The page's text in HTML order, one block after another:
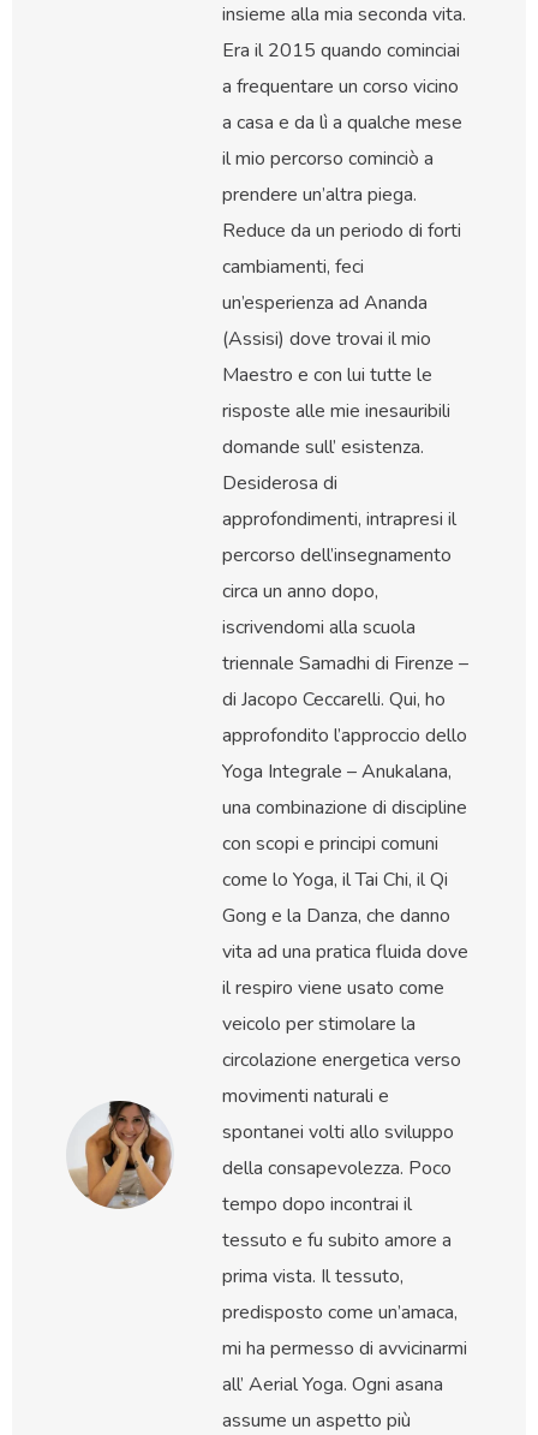
insieme alla mia seconda vita.
Era il 2015 quando cominciai
a frequentare un corso vicino
a casa e da lì a qualche mese
il mio percorso cominciò a
prendere un’altra piega.
Reduce da un periodo di forti
cambiamenti, feci
un’esperienza ad Ananda
(Assisi) dove trovai il mio
Maestro e con lui tutte le
risposte alle mie inesauribili
domande sull’ esistenza.
Desiderosa di
approfondimenti, intrapresi il
percorso dell’insegnamento
circa un anno dopo,
iscrivendomi alla scuola
triennale Samadhi di Firenze –
di Jacopo Ceccarelli. Qui, ho
approfondito l’approccio dello
Yoga Integrale – Anukalana,
una combinazione di discipline
con scopi e principi comuni
come lo Yoga, il Tai Chi, il Qi
Gong e la Danza, che danno
vita ad una pratica fluida dove
il respiro viene usato come
veicolo per stimolare la
circolazione energetica verso
movimenti naturali e
spontanei volti allo sviluppo
della consapevolezza. Poco
tempo dopo incontrai il
tessuto e fu subito amore a
prima vista. Il tessuto,
predisposto come un’amaca,
mi ha permesso di avvicinarmi
all’ Aerial Yoga. Ogni asana
assume un aspetto più